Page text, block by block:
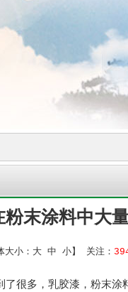
末涂料中大
小： 大 中 小】 关注：
了很多，乳胶漆，粉末涂